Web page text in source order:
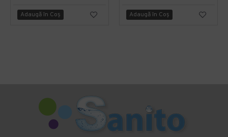
Adaugă în Coş Adaugă în Coş